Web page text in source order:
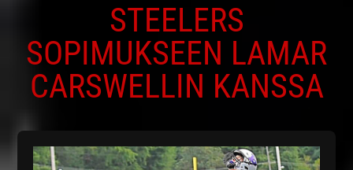
STEELERS
SOPIMUKSEEN LAMAR
CARSWELLIN KANSSA